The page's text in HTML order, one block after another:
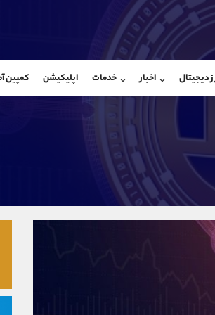
دیجیتال اخبار خدمات اپلیکیشن کمپین
104